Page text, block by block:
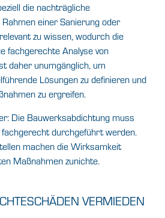
die nachträgliche
einer Sanierung oder
zu wissen, wodurch die
fachgerechte Analyse von
daher unumgänglich, um
Lösungen zu definieren und
zu ergreifen.
Die Bauwerksabdichtung muss
durchgeführt werden.
machen die Wirksamkeit
Maßnahmen zunichte.
VERMIEDEN